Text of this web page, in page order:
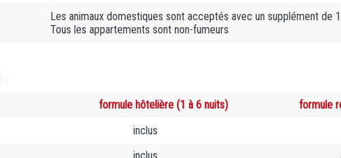
Les animaux domestiques sont acceptés avec un supplément de
Tous les appartements sont non-fumeurs
formule
formule hôtelière (1 à 6 nuits)
inclus